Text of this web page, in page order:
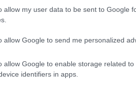
allow my user data to be sent to Google
allow Google to send me personalized
allow Google to enable storage related
identifiers in apps.
race on our return to